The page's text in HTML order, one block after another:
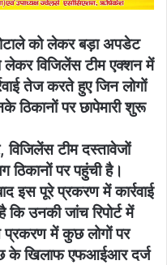
को लेकर बड़ा अपडेट
विजिलेंस टीम एक्शन में
तेज करते हुए जिन लोगों
पर छापेमारी शुरू
टीम दस्तावेजों
पर पहुंची है।
इस पूरे प्रकरण में कार्रवाई
कि उनकी जांच रिपोर्ट में
में कुछ लोगों पर
के खिलाफ एफआईआर दर्ज